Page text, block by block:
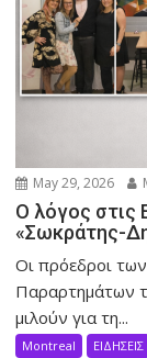
May 29, 2026
Ο λόγος στις
«Σωκράτης-
Οι πρόεδροι
Παραρτημάτων
μιλούν για τη...
Montreal ΕΙΔΗΣΕΙΣ